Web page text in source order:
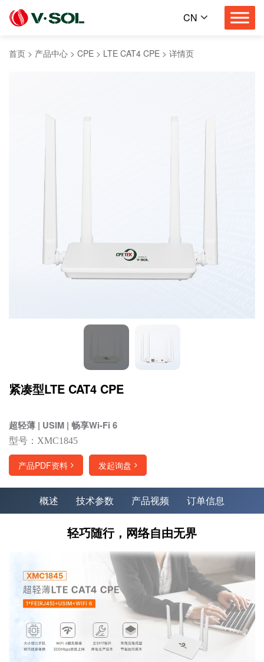
CN
首页 > 产品中心 > CPE > LTE CAT4 CPE > 详情页
紧凑型LTE CAT4 CPE
超轻薄 | USIM | 畅享Wi-Fi 6
型号：XMC1845
产品PDF资料 发起询盘
概述 技术参数 产品视频 订单信息
轻巧随行，网络自由无界